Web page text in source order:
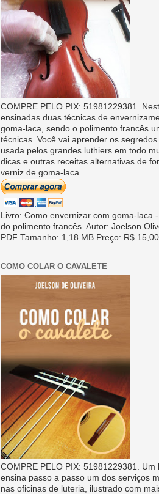
COMPRE PELO PIX: 51981229381.
ensinadas duas técnicas de
goma-laca, sendo o polimento francês
técnicas. Você vai aprender os
usada pelos grandes luthiers em todo
dicas e outras receitas alternativas de
verniz de goma-laca.
Livro: Como envernizar com goma-laca
do polimento francês. Autor: Joelson
PDF Tamanho: 1,18 MB Preço: R$ 15,00
COMO COLAR O CAVALETE
COMPRE PELO PIX: 51981229381. Um
ensina passo a passo um dos serviços
nas oficinas de luteria, ilustrado com